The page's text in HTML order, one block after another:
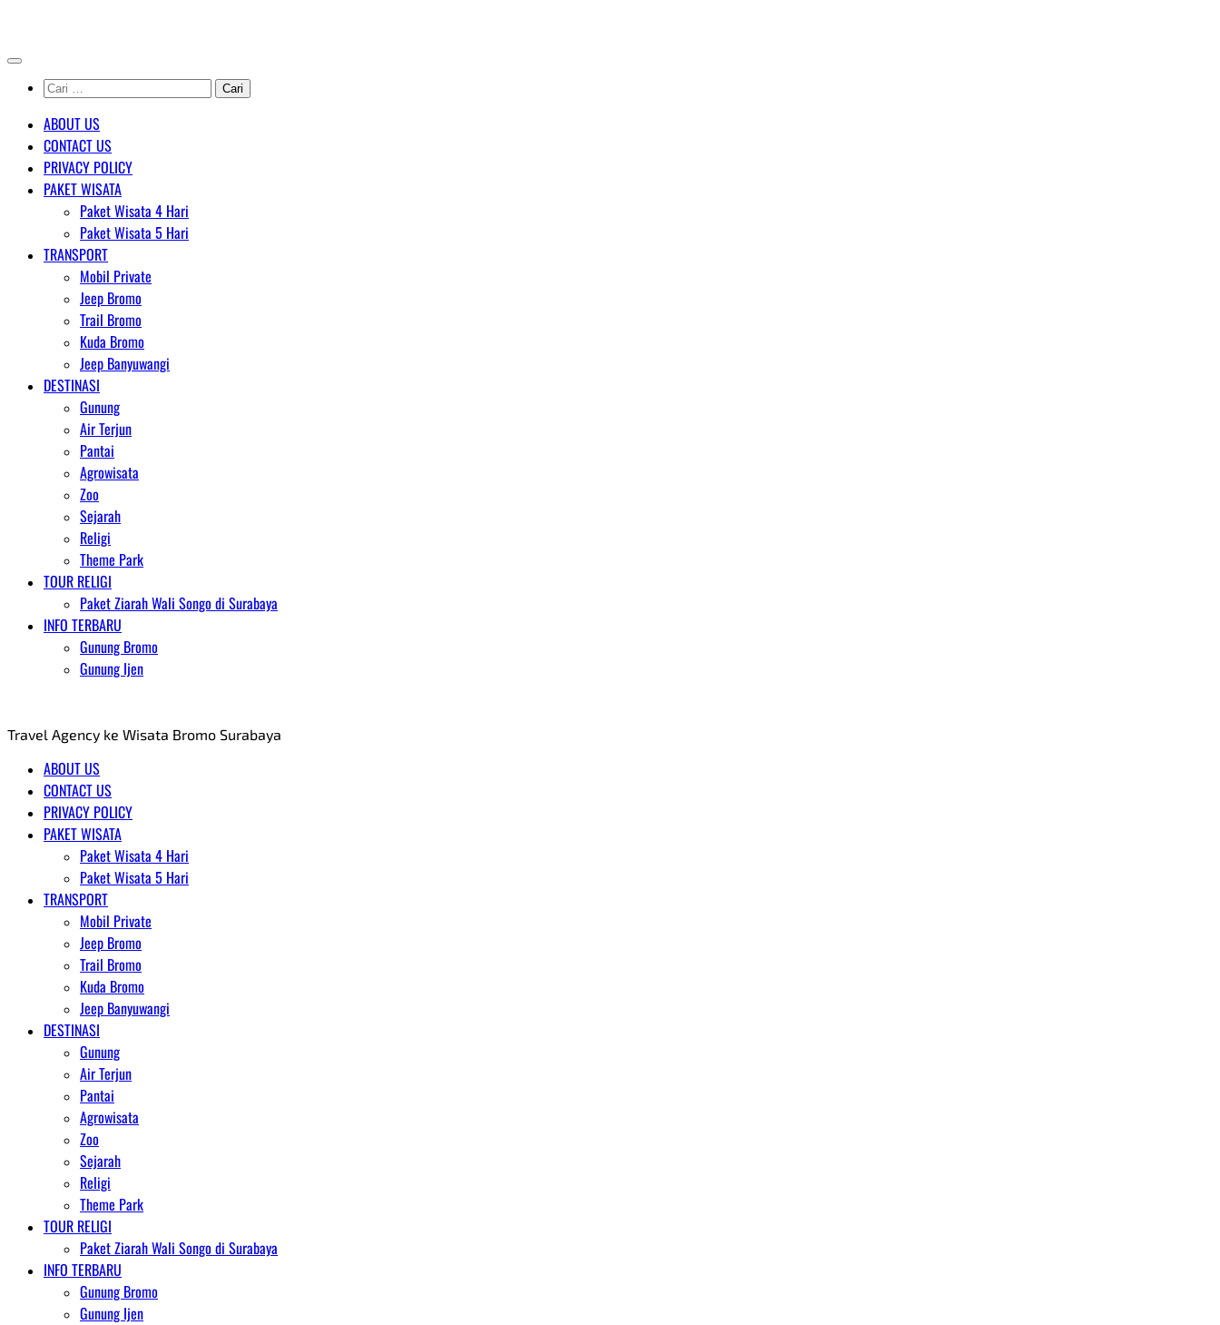
content
Cari
untuk:
ABOUT US
CONTACT US
PRIVACY POLICY
PAKET WISATA
Paket Wisata 4 Hari
Paket Wisata 5 Hari
TRANSPORT
Mobil Private
Jeep Bromo
Trail Bromo
Kuda Bromo
Jeep Banyuwangi
DESTINASI
Gunung
Air Terjun
Pantai
Agrowisata
Zoo
Sejarah
Religi
Theme Park
TOUR RELIGI
Paket Ziarah Wali Songo di Surabaya
INFO TERBARU
Gunung Bromo
Gunung Ijen
Travel Agency ke Wisata Bromo Surabaya
ABOUT US
CONTACT US
PRIVACY POLICY
PAKET WISATA
Paket Wisata 4 Hari
Paket Wisata 5 Hari
TRANSPORT
Mobil Private
Jeep Bromo
Trail Bromo
Kuda Bromo
Jeep Banyuwangi
DESTINASI
Gunung
Air Terjun
Pantai
Agrowisata
Zoo
Sejarah
Religi
Theme Park
TOUR RELIGI
Paket Ziarah Wali Songo di Surabaya
INFO TERBARU
Gunung Bromo
Gunung Ijen